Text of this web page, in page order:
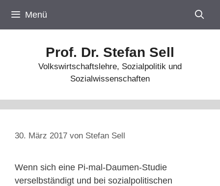
Inhalt
springen
Menü
Prof. Dr. Stefan Sell
Volkswirtschaftslehre, Sozialpolitik und
Sozialwissenschaften
30. März 2017 von Stefan Sell
Wenn sich eine Pi-mal-Daumen-Studie
verselbständigt und bei sozialpolitischen